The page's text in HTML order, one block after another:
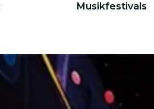
Musikfestivals